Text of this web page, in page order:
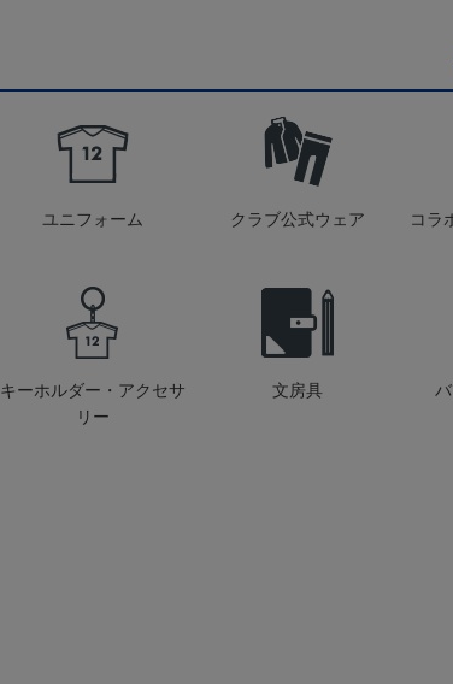
ユニフォーム クラブ公式ウェア
コラ
キーホルダー・アクセサ
リー
文房具